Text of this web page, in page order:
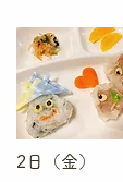
2日（金）